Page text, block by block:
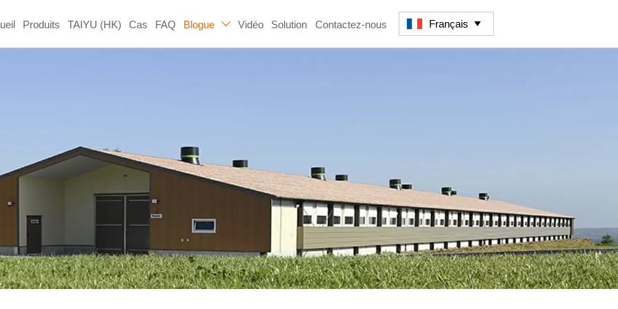
Produits TAIYU (HK) Cas FAQ Blogue  Vidéo Solution Contactez-nous Français 